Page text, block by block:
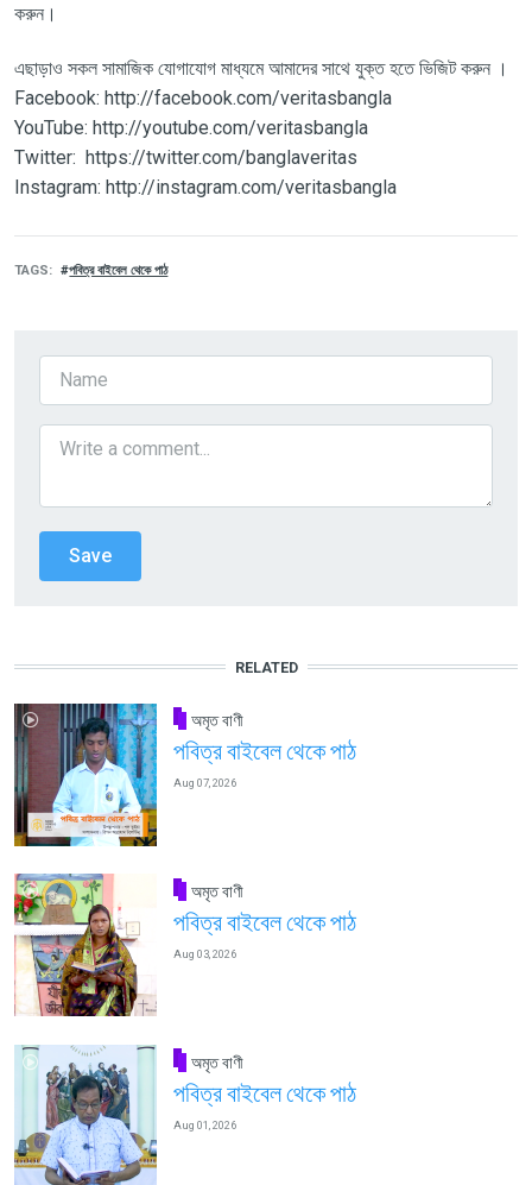
করুন।
এছাড়াও সকল সামাজিক যোগাযোগ মাধ্যমে আমাদের সাথে যুক্ত হতে ভিজিট করুন ।
Facebook: http://facebook.com/veritasbangla
YouTube: http://youtube.com/veritasbangla
Twitter: https://twitter.com/banglaveritas
Instagram: http://instagram.com/veritasbangla
TAGS পবিত্র বাইবেল থেকে পাঠ
RELATED
অমৃত বাণী
পবিত্র বাইবেল থেকে পাঠ
Aug 07, 2026
অমৃত বাণী
পবিত্র বাইবেল থেকে পাঠ
Aug 03, 2026
অমৃত বাণী
পবিত্র বাইবেল থেকে পাঠ
Aug 01, 2026